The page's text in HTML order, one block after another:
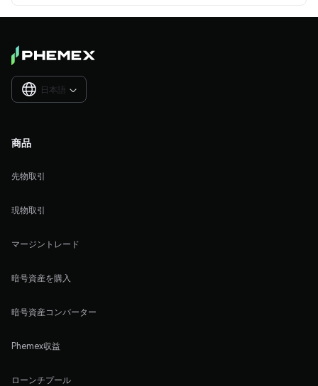
日本語 
商品
先物取引
現物取引
マージントレード
暗号資産を購入
暗号資産コンバーター
Phemex収益
ローンチプール